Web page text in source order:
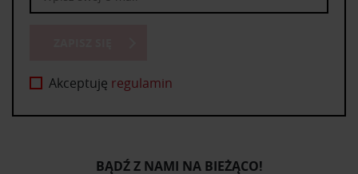
Akceptuję regulamin
BĄDŹ Z NAMI NA BIEŻĄCO!